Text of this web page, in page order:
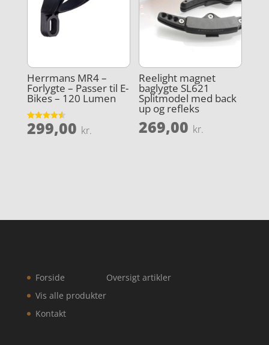
Herrmans MR4 –
Forlygte – Passer til E-
Bikes – 120 Lumen
Vurderet
4.6
299,00 kr.
Reelight magnet
baglygte SL621
Splitmodel med back
up og refleks
269,00 kr.
Forside
Vis alle produkter
Kontakt
Oversigt artikler